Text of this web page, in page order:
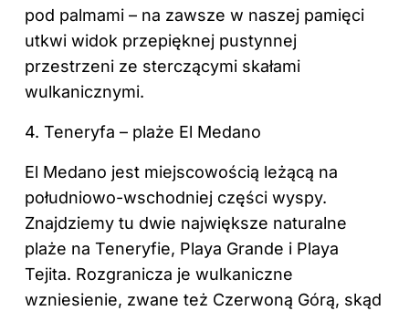
pod palmami – na zawsze w naszej pamięci
utkwi widok przepięknej pustynnej
przestrzeni ze sterczącymi skałami
wulkanicznymi.
4. Teneryfa – plaże El Medano
El Medano jest miejscowością leżącą na
południowo-wschodniej części wyspy.
Znajdziemy tu dwie największe naturalne
plaże na Teneryfie, Playa Grande i Playa
Tejita. Rozgranicza je wulkaniczne
wzniesienie, zwane też Czerwoną Górą, skąd